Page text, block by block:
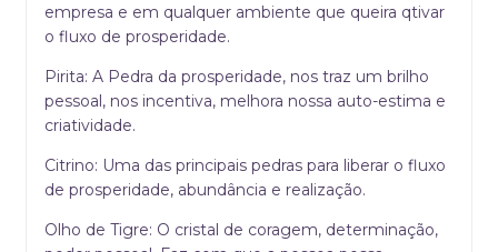
empresa e em qualquer ambiente que queira qtivar
o fluxo de prosperidade.
Pirita: A Pedra da prosperidade, nos traz um brilho
pessoal, nos incentiva, melhora nossa auto-estima e
criatividade.
Citrino: Uma das principais pedras para liberar o fluxo
de prosperidade, abundância e realização.
Olho de Tigre: O cristal de coragem, determinação,